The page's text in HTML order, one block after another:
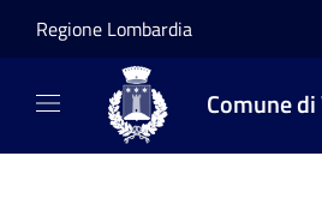
Regione Lombardia
Comune